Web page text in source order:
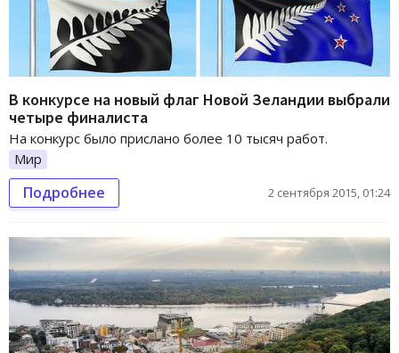
В конкурсе на новый флаг Новой Зеландии выбрали
четыре финалиста
На конкурс было прислано более 10 тысяч работ.
Мир
Подробнее 2 сентября 2015, 01:24